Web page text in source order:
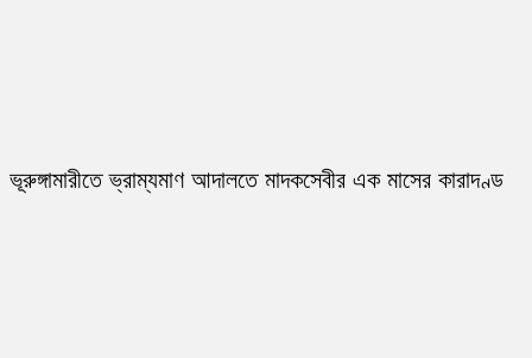
ভূরুঙ্গামারীতে ভ্রাম্যমাণ আদালতে মাদকসেবীর এক মাসের কারাদণ্ড